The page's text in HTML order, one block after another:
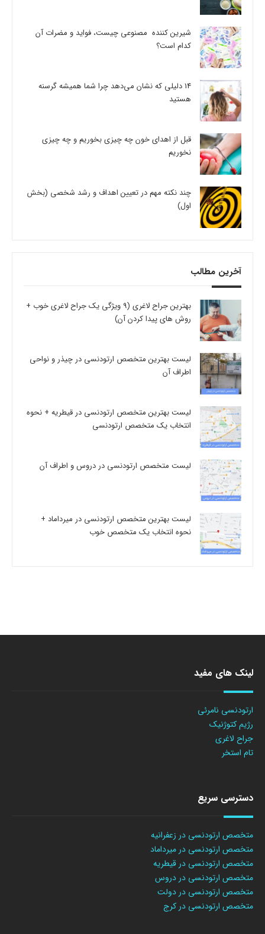
شیرین کننده مصنوعی چیست، فواید و مضرات آن
کدام است؟
14 دلیلی که نشان می‌دهد چرا شما همیشه گرسنه
هستید
قبل از اهدای خون چه چیزی بخوریم و چه چیزی
نخوریم
چند نکته مهم در تعیین اهداف و رشد شخصی (بخش
اول)
آخرین مطالب
بهترین جراح لاغری (9 ویژگی یک جراح لاغری خوب +
روش های پیدا کردن آن)
لیست بهترین متخصص ارتودنسی در چیذر و نواحی
اطراف آن
لیست بهترین متخصص ارتودنسی در قیطریه + نحوه
انتخاب یک متخصص ارتودنسی
لیست متخصص ارتودنسی در دروس و اطراف آن
لیست بهترین متخصص ارتودنسی در میرداماد +
نحوه انتخاب یک متخصص خوب
لینک های مفید
ارتودنسی نامرئی
رژیم کتوژنیک
جراح لاغری
تام استخر
دسترسی سریع
متخصص ارتودنسی در زعفرانیه
متخصص ارتودنسی در میرداماد
متخصص ارتودنسی در قیطریه
متخصص ارتودنسی در دروس
متخصص ارتودنسی در دولت
متخصص ارتودنسی در کرج